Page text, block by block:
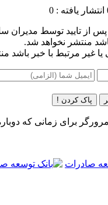
انتشار یافته : 0
از تایید توسط مدیران
منتشر نخواهد شد.
غیر مرتبط با خبر باشد
پاک کردن !
برای زمانی که